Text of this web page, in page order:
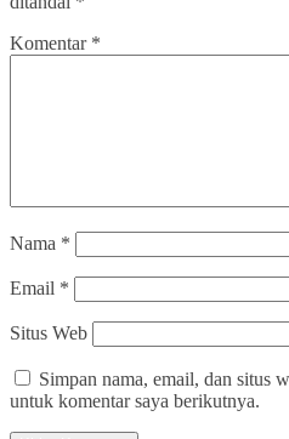
Komentar *
Nama *
Email *
Situs Web
Simpan nama, email, dan situs
untuk komentar saya berikutnya.